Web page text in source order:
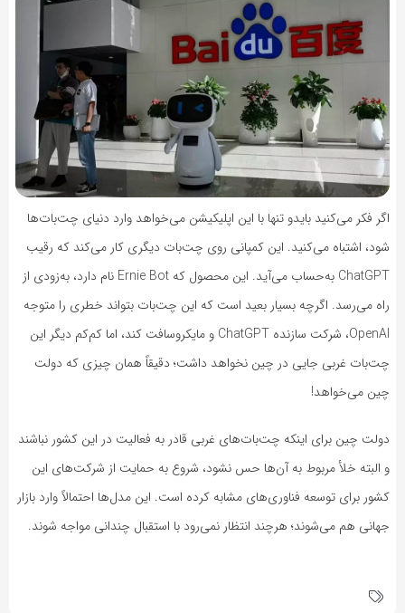
اگر فکر می‌کنید بایدو تنها با این اپلیکیشن می‌خواهد وارد دنیای چت‌بات‌ها
شود، اشتباه می‌کنید. این کمپانی روی چت‌بات دیگری کار می‌کند که رقیب
ChatGPT به‌حساب می‌آید. این محصول که Ernie Bot نام دارد، به‌زودی از
راه می‌رسد. اگرچه بسیار بعید است که این چت‌بات بتواند خطری را متوجه
OpenAI، شرکت سازنده ChatGPT و مایکروسافت کند، اما کم‌کم دیگر این
چت‌بات غربی جایی در چین نخواهد داشت؛ دقیقاً همان چیزی که دولت
چین می‌خواهد!
دولت چین برای اینکه چت‌بات‌های غربی قادر به فعالیت در این کشور نباشند
و البته خلأ مربوط به آن‌ها حس نشود، شروع به حمایت از شرکت‌های این
کشور برای توسعه فناوری‌های مشابه کرده است. این مدل‌ها احتمالاً وارد بازار
جهانی هم می‌شوند؛ هرچند انتظار نمی‌رود با استقبال چندانی مواجه شوند.